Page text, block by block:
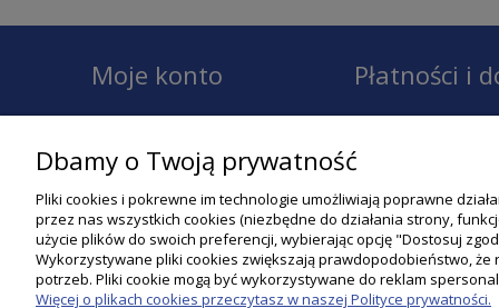
Moje konto
Ustawienia konta
Przechowalnia
Ustawienia plików cookies
Regulamin konta
Płatności i
Płatności
Raty
Dbamy o Twoją prywatność
Pliki cookies i pokrewne im technologie umożliwiają poprawne
przez nas wszystkich cookies (niezbędne do działania strony,
użycie plików do swoich preferencji, wybierając opcję "Dostosuj
Wykorzystywane pliki cookies zwiększają prawdopodobieństwo,
potrzeb. Pliki cookie mogą być wykorzystywane do reklam
Więcej o plikach cookies przeczytasz w naszej Polityce prywatności.